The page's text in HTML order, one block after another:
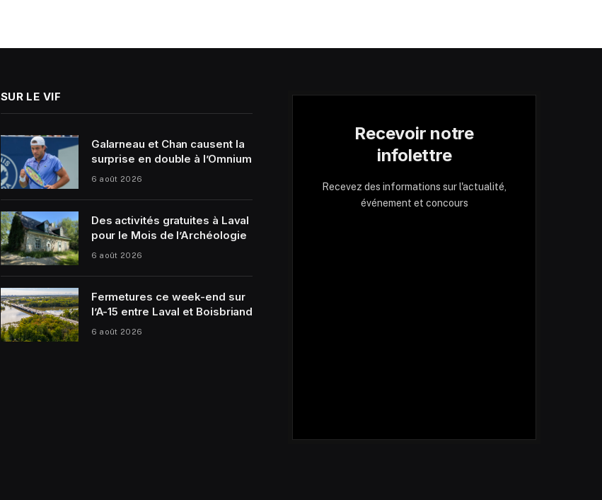
SUR LE VIF
Galarneau et Chan causent la
surprise en double à l’Omnium
6 août 2026
Des activités gratuites à Laval
pour le Mois de l’Archéologie
6 août 2026
Fermetures ce week-end sur
l’A-15 entre Laval et Boisbriand
6 août 2026
Recevoir notre
infolettre
Recevez des informations sur l'actualité,
événement et concours